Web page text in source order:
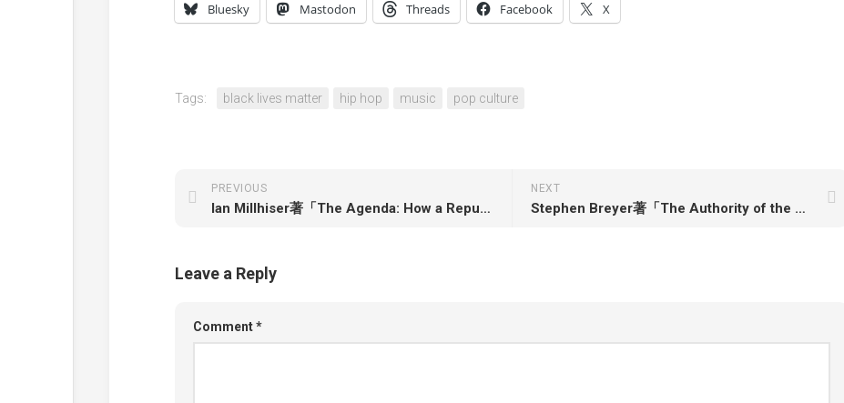
Bluesky Mastodon Threads Facebook X
Tags: black lives matter hip hop music pop culture
NEXT
Stephen Breyer著「The Authority of the Court and the Peril of Politics」
PREVIOUS
Ian Millhiser著「The Agenda: How a Republican Supreme Court is Reshaping America」
Leave a Reply
Comment*